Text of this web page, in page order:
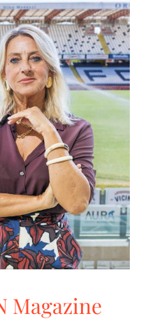
03/2026
RivistaHome
Magazine